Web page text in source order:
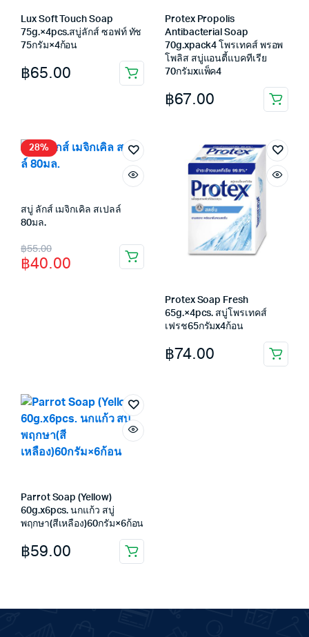
Lux Soft Touch Soap
75g.×4pcs.สบู่ลักส์ ซอฟท์ ทัช
75กรัม×4ก้อน
฿65.00
Protex Propolis
Antibacterial Soap
70g.xpack4 โพรเทคส์ พรอพ
โพลิส สบู่แอนตี้แบคทีเรีย
70กรัมxแพ็ค4
฿67.00
28%
สบู่ ลักส์ เมจิกเคิล สเปลล์
80มล.
฿55.00
Original
price
฿40.00
Current
price
Protex Soap Fresh
65g.×4pcs. สบู่โพรเทคส์
เฟรช65กรัมx4ก้อน
฿74.00
Parrot Soap (Yellow)
60g.x6pcs. นกแก้ว สบู่
พฤกษา(สีเหลือง)60กรัม×6ก้อน
฿59.00